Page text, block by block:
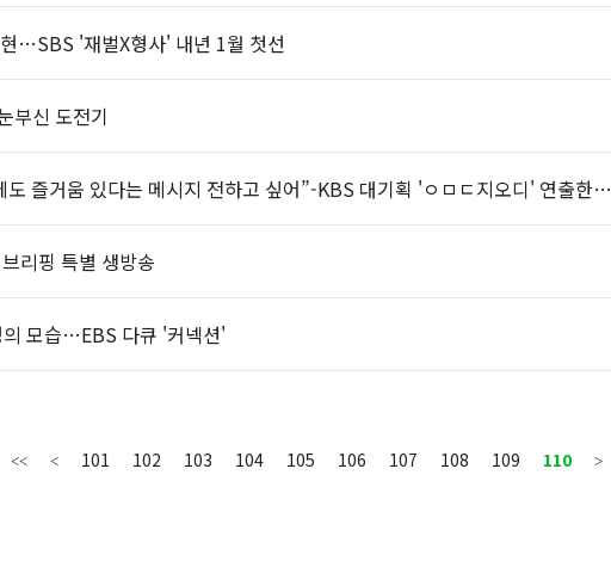
…SBS '재벌X형사' 내년 1월 첫선
부신 도전기
즐거움 있다는 메시지 전하고 싶어”-KBS 대기획 'ㅇㅁㄷ지오디' 연출한…
리핑 특별 생방송
모습…EBS 다큐 '커넥션'
101 102 103 104 105 106 107 108 109 110